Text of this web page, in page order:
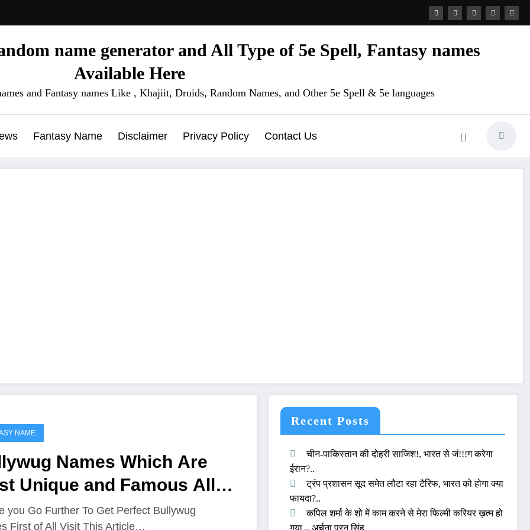
name generator and All Type of 5e Spell, Fantasy names
Available Here
and Fantasy names Like , Khajiit, Druids, Random Names, and Other 5e Spell & 5e languages
Fantasy Name Disclaimer Privacy Policy Contact Us
NAME
Names Which Are
Unique and Famous All
The Worlds
you Go Further To Get Perfect Bullywug
First of All Visit This Article…
Recent Posts
चीन-पाकिस्तान की दोहरी साजिश!, भारत से जं!!!ग करेगा
ईरान?..
ट्रंप प्रशासन सूद समेत लौटा रहा टैरिफ, भारत को होगा क्या
फायदा?..
कपिल शर्मा के शो में काम करने से मेरा फिल्मी करियर ख़त्म हो
गया – अर्चना पूरन सिंह..